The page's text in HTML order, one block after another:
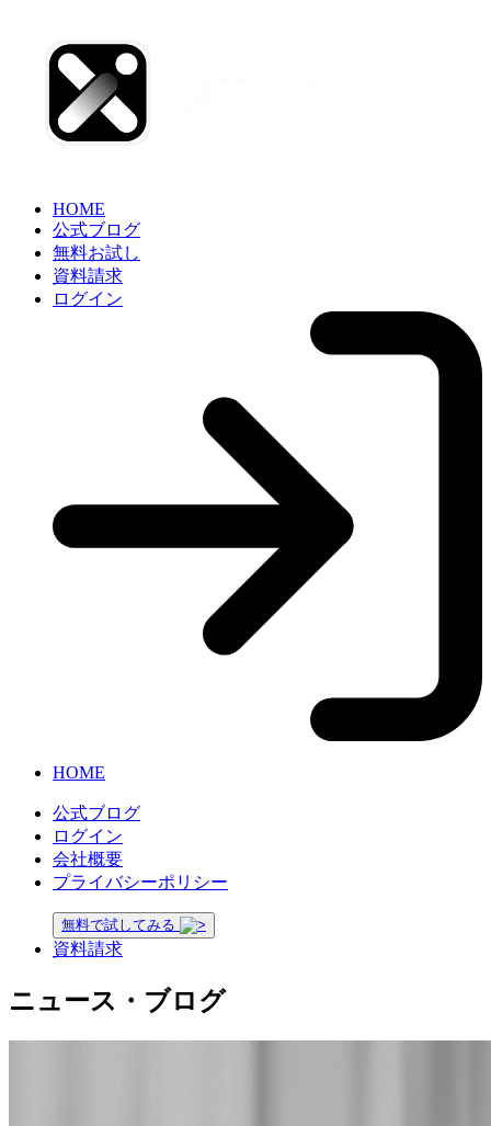
HOME
公式ブログ
無料お試し
資料請求
ログイン
HOME
公式ブログ
ログイン
会社概要
プライバシーポリシー
無料で試してみる
資料請求
ニュース・ブログ